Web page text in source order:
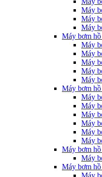
Máy
Máy
Máy
Máy bơm
Máy
Máy
Máy
Máy
Máy
Máy bơm
Máy
Máy
Máy
Máy
Máy
Máy
Máy bơm hồ
Máy
Máy bơm
Máy